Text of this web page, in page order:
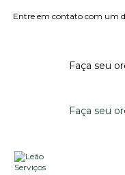
Entre em contato com um
Faça seu
Faça seu